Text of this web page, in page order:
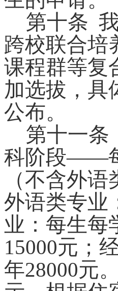
第十条
跨校联合培
课程群等复
加选拔， 具
公布。
第十一条
科阶段——
（不含外
外语类专业
业：每生每
15000元；
年28000元